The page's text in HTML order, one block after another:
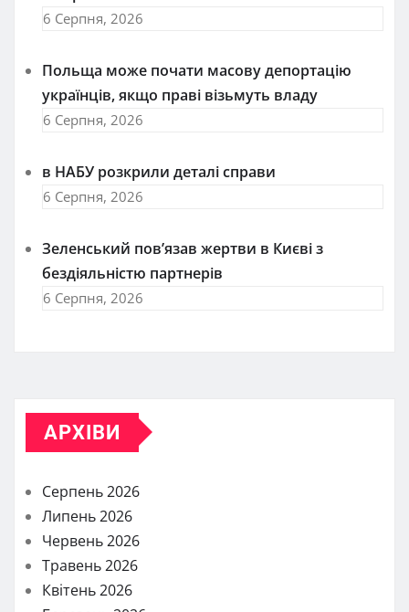
6 Серпня, 2026
Польща може почати масову депортацію
українців, якщо праві візьмуть владу
6 Серпня, 2026
в НАБУ розкрили деталі справи
6 Серпня, 2026
Зеленський пов’язав жертви в Києві з
бездіяльністю партнерів
6 Серпня, 2026
АРХІВИ
Серпень 2026
Липень 2026
Червень 2026
Травень 2026
Квітень 2026